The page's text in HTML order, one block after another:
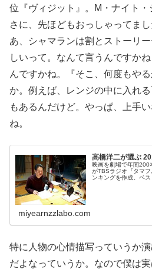
位『ヴィジット』。M・ナイト
さに、先ほどもおっしゃってま
あ、シャマランは割とストーリ
しいって。なんて言うんですか
んですかね。『そこ、何度もや
か。例えば、レンジの中に入れ
もあるんだけど。やっぱ、上手
ね。
高橋洋二が選ぶ
映画を劇場で年間200
がTBSラジオ『タマ
ンキングを作成。ベ
miyearnzzlabo.com
特に人物の心情描写っていうか
だよなっていうか。なので僕は